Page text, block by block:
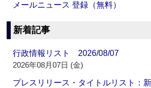
メールニュース 登録（無料）
新着記事
行政情報リスト 2026/08/07
2026年08月07日 (金)
プレスリリース・タイトルリスト：